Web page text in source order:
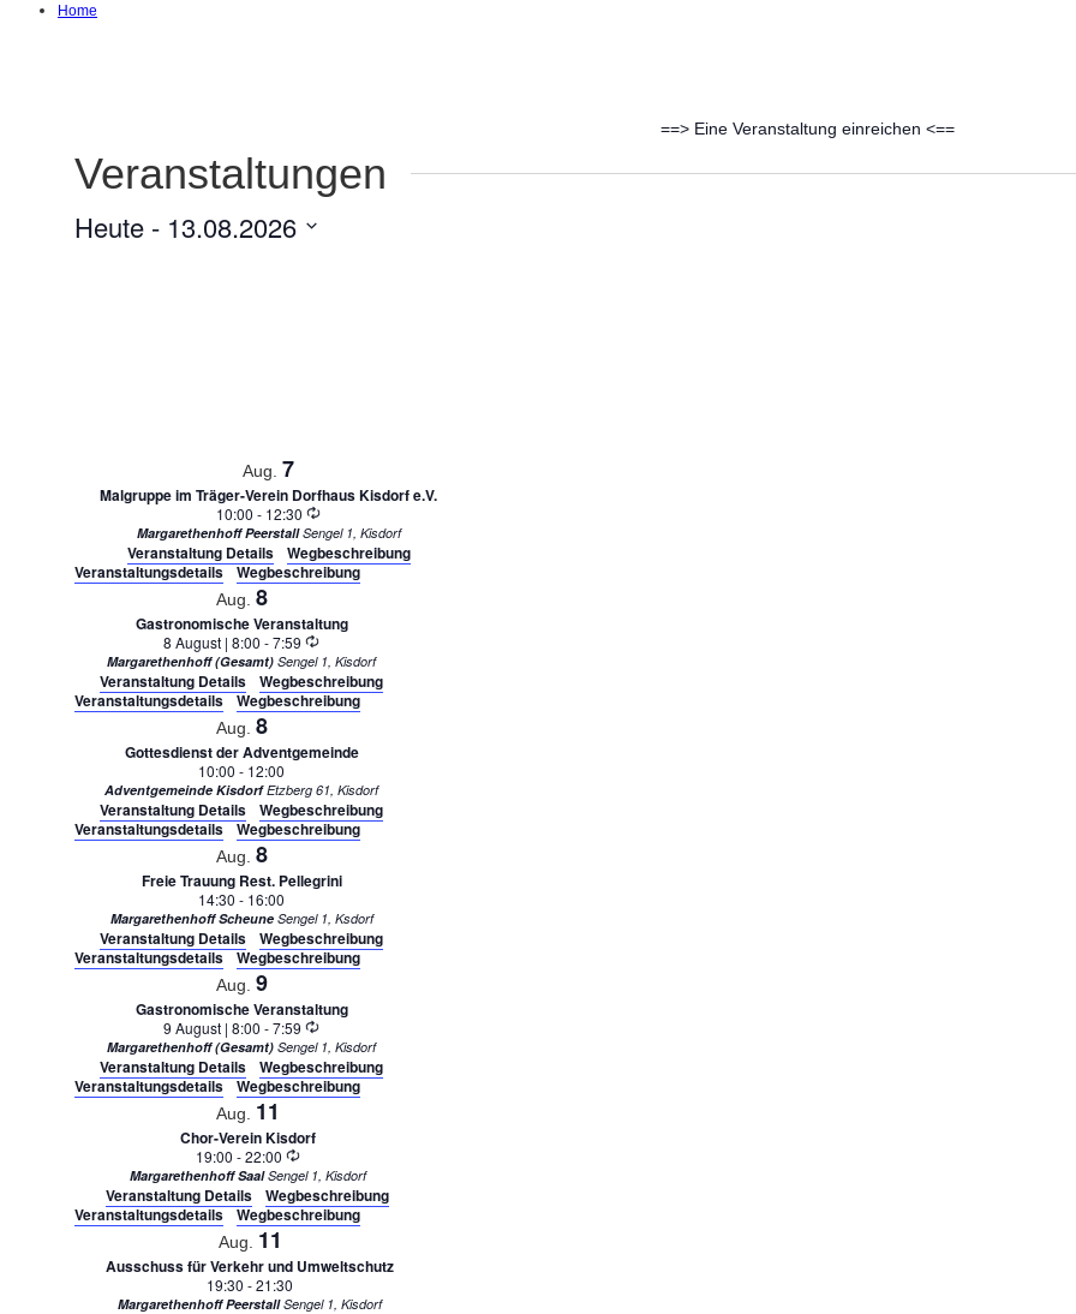
Home
==> Eine Veranstaltung einreichen <==
Veranstaltungen
Heute - 13.08.2026
Aug. 7
Malgruppe im Träger-Verein Dorfhaus Kisdorf e.V.
10:00 - 12:30 Wiederholung
Margarethenhoff Peerstall Sengel 1, Kisdorf
Veranstaltung Details
Wegbeschreibung
Veranstaltungsdetails
Wegbeschreibung
Aug. 8
Gastronomische Veranstaltung
8 August | 8:00 -7:59 Wiederholung
Margarethenhoff (Gesamt) Sengel 1, Kisdorf
Veranstaltung Details
Wegbeschreibung
Veranstaltungsdetails
Wegbeschreibung
Aug. 8
Gottesdienst der Adventgemeinde
10:00 - 12:00
Adventgemeinde Kisdorf Etzberg 61, Kisdorf
Veranstaltung Details
Wegbeschreibung
Veranstaltungsdetails
Wegbeschreibung
Aug. 8
Freie Trauung Rest. Pellegrini
14:30 - 16:00
Margarethenhoff Scheune Sengel 1, Ksdorf
Veranstaltung Details
Wegbeschreibung
Veranstaltungsdetails
Wegbeschreibung
Aug. 9
Gastronomische Veranstaltung
9 August | 8:00 -7:59 Wiederholung
Margarethenhoff (Gesamt) Sengel 1, Kisdorf
Veranstaltung Details
Wegbeschreibung
Veranstaltungsdetails
Wegbeschreibung
Aug. 11
Chor-Verein Kisdorf
19:00 -22:00 Wiederholung
Margarethenhoff Saal Sengel 1, Kisdorf
Veranstaltung Details
Wegbeschreibung
Veranstaltungsdetails
Wegbeschreibung
Aug. 11
Ausschuss für Verkehr und Umweltschutz
19:30 -21:30
Margarethenhoff Peerstall Sengel 1, Kisdorf